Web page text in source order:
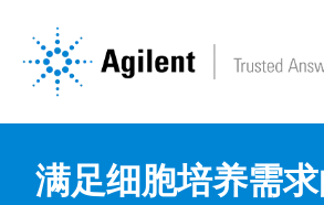
满足细胞培养需